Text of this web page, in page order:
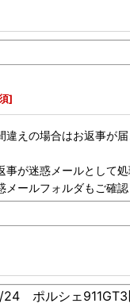
]
違えの場合はお返事が
事が迷惑メールとして
メールフォルダもご確認